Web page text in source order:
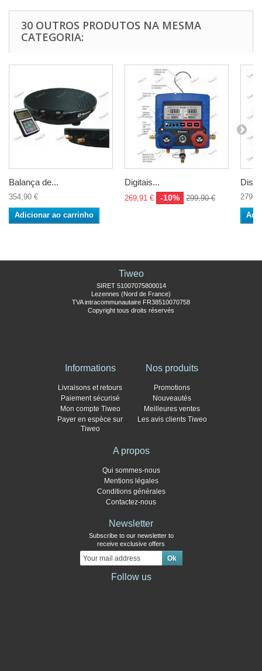
30 OUTROS PRODUTOS NA MESMA
CATEGORIA:
Balança de...
354,90 €
Adicionar ao carrinho
Digitais...
269,91 € -10% 299,90 €
Tiweo
SIRET 51007075800014
Lezennes (Nord de France)
TVA intracommunautaire FR38510070758
Copyright tous droits réservés
Informations
Livraisons et retours
Paiement sécurisé
Mon compte Tiweo
Payer en espèce sur
Tiweo
Nos produits
Promotions
Nouveautés
Meilleures ventes
Les avis clients Tiweo
A propos
Qui sommes-nous
Mentions légales
Conditions générales
Contactez-nous
Newsletter
Subscribe to our newsletter to
receive exclusive offers
Follow us